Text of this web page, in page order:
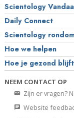
Scientology
Daily Connect
Scientology
Hoe we helpen
Hoe je gezond blijft
NEEM CONTACT OP
Zijn er vragen?
Website